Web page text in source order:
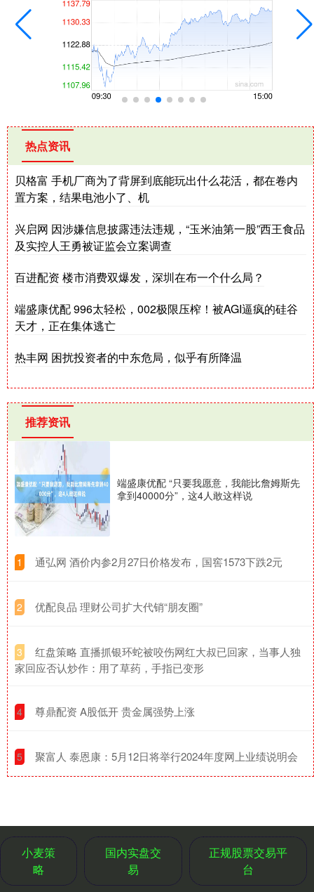
热点资讯
贝格富 手机厂商为了背屏到底能玩出什么花活，都在卷内
置方案，结果电池小了、机
兴启网 因涉嫌信息披露违法违规，“玉米油第一股”西王食品
及实控人王勇被证监会立案调查
百进配资 楼市消费双爆发，深圳在布一个什么局？
端盛康优配 996太轻松，002极限压榨！被AGI逼疯的硅谷
天才，正在集体逃亡
热丰网 困扰投资者的中东危局，似乎有所降温
推荐资讯
端盛康优配 “只要我愿意，我能比詹姆斯先
拿到40000分”，这4人敢这样说
1 ​通弘网 酒价内参2月27日价格发布，国窖1573下跌2元
2 ​优配良品 理财公司扩大代销“朋友圈”
3
​红盘策略 直播抓银环蛇被咬伤网红大叔已回家，当事人独
家回应否认炒作：用了草药，手指已变形
4 ​尊鼎配资 A股低开 贵金属强势上涨
5 ​聚富人 泰恩康：5月12日将举行2024年度网上业绩说明会
小麦策
略
国内实盘交
易
正规股票交易平
台